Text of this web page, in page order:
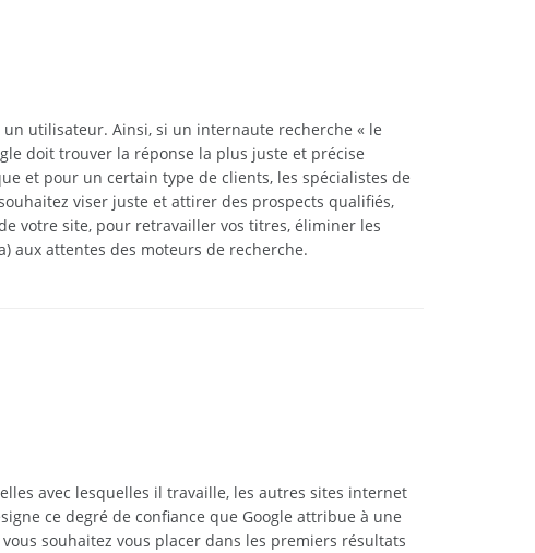
utilisateur. Ainsi, si un internaute recherche « le
doit trouver la réponse la plus juste et précise
et pour un certain type de clients, les spécialistes de
viser juste et attirer des prospects qualifiés,
votre site, pour retravailler vos titres, éliminer les
aux attentes des moteurs de recherche.
avec lesquelles il travaille, les autres sites internet
ce degré de confiance que Google attribue à une
souhaitez vous placer dans les premiers résultats